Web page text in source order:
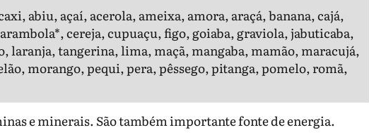
abiu, açaí, acerola, ameixa, amora, araçá, banana, cajá,
cereja, cupuaçu, figo, goiaba, graviola, jabuticaba,
laranja, tangerina, lima, maçã, mangaba, mamão, maracujá,
morango, pequi, pera, pêssego, pitanga, pomelo, romã,
e minerais. São também importante fonte de energia.